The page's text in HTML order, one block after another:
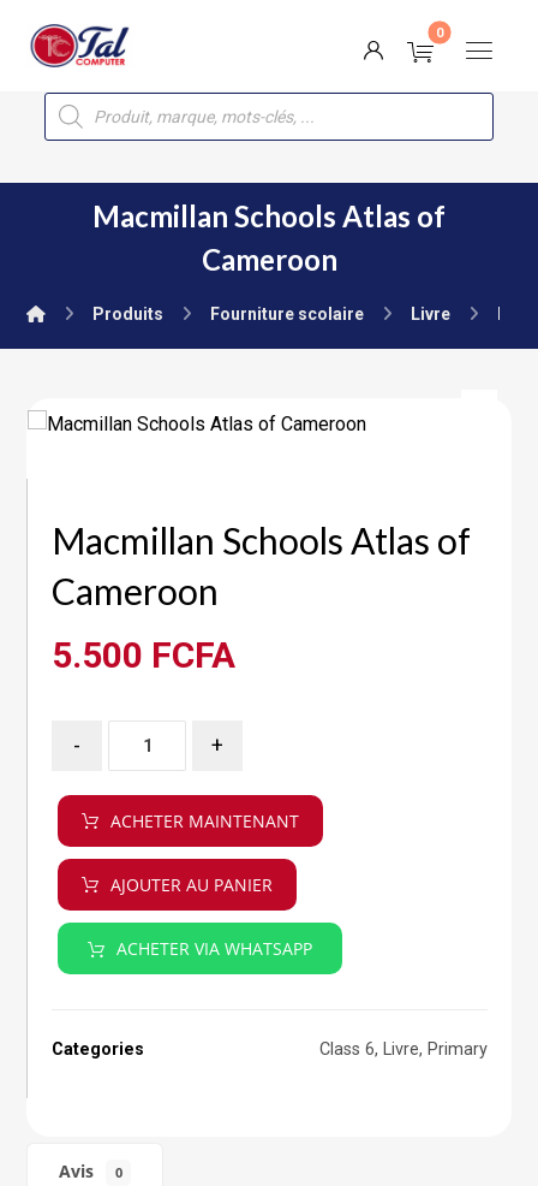
Macmillan Schools Atlas of
Cameroon
Produits Fourniture scolaire Livre
Macmillan Schools Atlas of
Cameroon
5.500 FCFA
- +
ACHETER MAINTENANT
AJOUTER AU PANIER
ACHETER VIA WHATSAPP
Categories Class 6, Livre, Primary
Avis 0